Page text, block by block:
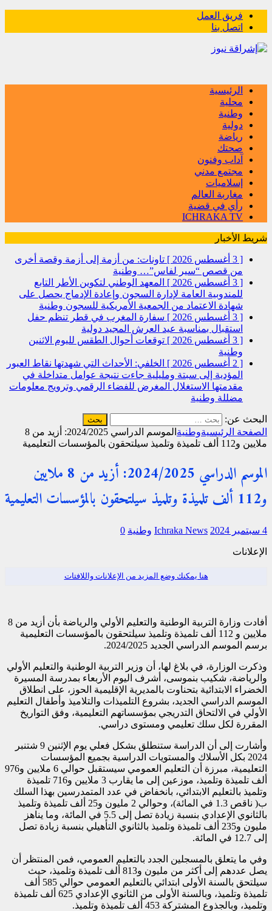
فريق العمل
اتصل بنا
الرئيسية
محلية
وطنية
دولية
رياضة
صحتك
آداب وفنون
مجتمع مدني
إسلاميات
مغاربة العالم
رأي في قضية
ICHRAKA TV
شريط الأخبار
[ 3 أغسطس 2026 ]
تاونات: من أزمة إلى أزمة وقصة أخرى
من قصص “سير لفاس”… وطنية
[ 3 أغسطس 2026 ]
المعهد الوطني لتكوين الأطر التابع
للمندوبية العامة لإدارة السجون وإعادة الإدماج يحصل على
شهادة الاعتماد من الجمعية الأمريكية للسجون وطنية
[ 3 أغسطس 2026 ]
سفارة المغرب في قطر تنظم حفل
استقبال بمناسبة عيد العرش المجيد دولية
[ 3 أغسطس 2026 ]
توقعات أحوال الطقس لليوم الاثنين
وطنية
[ 2 أغسطس 2026 ]
الخلفي: الأحداث التي شهدتها نقاط العبور
المؤدية إلى سبتة ومليلية جاءت نتيجة عوامل متداخلة في
مقدمتها الاستغلال المغرض للفضاء الرقمي وترويج معلومات
مضللة وطنية
البحث عن:
الصفحة الرئيسيةوطنية
الموسم الدراسي 2024/2025: أزيد من 8
ملايين و112 ألف تلميذة وتلميذ سيلتحقون بالمؤسسات التعليمية
الموسم الدراسي 2024/2025: أزيد من 8 ملايين
و112 ألف تلميذة وتلميذ سيلتحقون بالمؤسسات التعليمية
4 سبتمبر 2024 Ichraka News وطنية 0
الإعلانات
هنا يمكنك وضع المزيد من الإعلانات واللافتات
أفادت وزارة التربية الوطنية والتعليم الأولي والرياضة بأن أزيد من 8
ملايين و 112 ألف تلميذة وتلميذ سيلتحقون بالمؤسسات التعليمية
برسم الموسم الدراسي الجديد 2024/2025.
وذكرت الوزارة، في بلاغ لها، أن وزير التربية الوطنية والتعليم الأولي
والرياضة، شكيب بنموسى، أشرف اليوم الأربعاء بمدرسة المسيرة
الخضراء الابتدائية بتحناوت بالمديرية الإقليمية الحوز، على انطلاق
الموسم الدراسي الجديد، بشروع التلميذات والتلاميذ وأطفال التعليم
الأولي في الالتحاق التدريجي بمؤسساتهم التعليمية، وفق التواريخ
المقررة لكل سلك تعليمي ومستوى دراسي.
وأشارت إلى أن الدراسة ستنطلق بشكل فعلي يوم الإثنين 9 شتنبر
2024 بكل الأسلاك والمستويات الدراسية بجميع المؤسسات
التعليمية، مبرزة أن التعليم العمومي سيستقبل حوالي 6 ملايين و976
ألف تلميذة وتلميذ، موزعين إلى ما يقارب 3 ملايين و716 تلميذة
وتلميذ بالتعليم الابتدائي، بانخفاض في عدد المتمدرسين بهذا السلك
ب( ناقص 1.3 في المائة)، وحوالي 2 مليون و25 ألف تلميذة وتلميذ
بالثانوي الإعدادي بنسبة زيادة تصل إلى 5.5 في المائة، وما يناهز
مليون و235 ألف تلميذة وتلميذ بالثانوي التأهيلي بنسبة زيادة تصل
إلى 12.7 في المائة.
وفي ما يتعلق بالمسجلين الجدد بالتعليم العمومي، فمن المنتظر أن
يصل عددهم إلى أكثر من مليون و813 ألف تلميذة وتلميذ، حيث
سيلتحق بالسنة الأولى ابتدائي بالتعليم العمومي حوالي 585 ألف
تلميذة وتلميذ، وبالسنة الأولى من الثانوي الإعدادي 625 ألف تلميذة
وتلميذ، وبالجذوع المشتركة 453 ألف تلميذة وتلميذ.